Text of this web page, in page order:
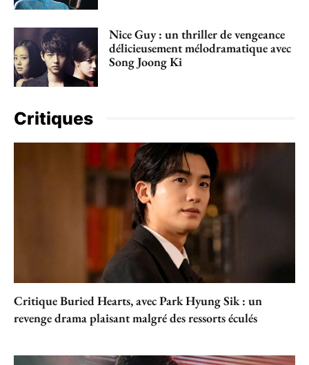
Nice Guy : un thriller de vengeance
délicieusement mélodramatique avec
Song Joong Ki
Critiques
Critique Buried Hearts, avec Park Hyung Sik : un
revenge drama plaisant malgré des ressorts éculés